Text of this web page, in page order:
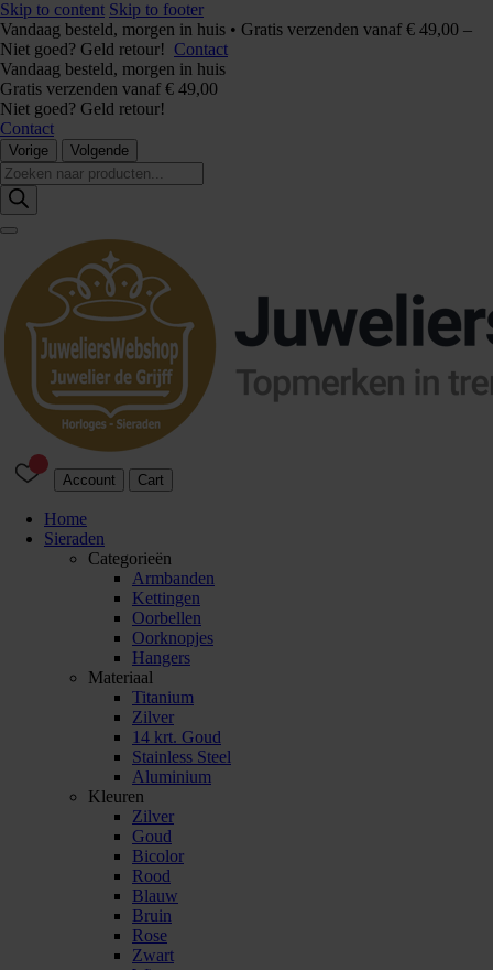
Skip to content Skip to footer
Vandaag besteld, morgen in huis • Gratis verzenden vanaf € 49,00 –
Niet goed? Geld retour! Contact
Vandaag besteld, morgen in huis
Gratis verzenden vanaf € 49,00
Niet goed? Geld retour!
Contact
Vorige Volgende
Producten
zoeken
Account Cart
Home
Sieraden
Categorieën
Armbanden
Kettingen
Oorbellen
Oorknopjes
Hangers
Materiaal
Titanium
Zilver
14 krt. Goud
Stainless Steel
Aluminium
Kleuren
Zilver
Goud
Bicolor
Rood
Blauw
Bruin
Rose
Zwart